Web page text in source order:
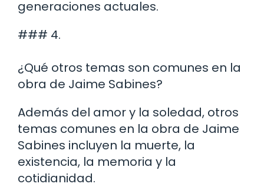
generaciones actuales.
### 4.
¿Qué otros temas son comunes en la
obra de Jaime Sabines?
Además del amor y la soledad, otros
temas comunes en la obra de Jaime
Sabines incluyen la muerte, la
existencia, la memoria y la
cotidianidad.